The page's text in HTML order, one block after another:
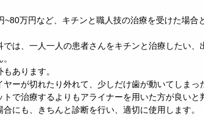
~80万円など、キチンと職人技の治療を受けた場合
では、一人一人の患者さんをキチンと治療したい
あります。
ヤーが切れたり外れて、少しだけ歯が動いてしま
トで治療するよりもアライナーを用いた方が良いと
合にも、きちんと診断を行い、適切に使用します。